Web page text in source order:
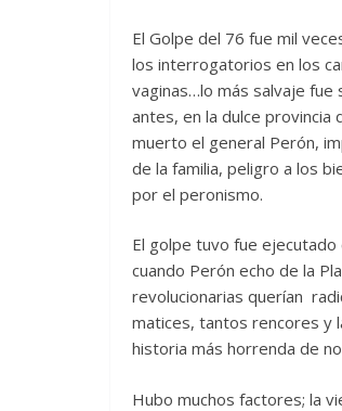
El Golpe del 76 fue mil
los interrogatorios en los
vaginas…lo más salvaje fue
antes, en la dulce
muerto el general Perón,
de la familia, peligro a los
por el peronismo.
El golpe tuvo fue ejecutado
cuando Perón echo de la
revolucionarias querían
matices, tantos rencores y
historia más horrenda de
Hubo muchos factores; la